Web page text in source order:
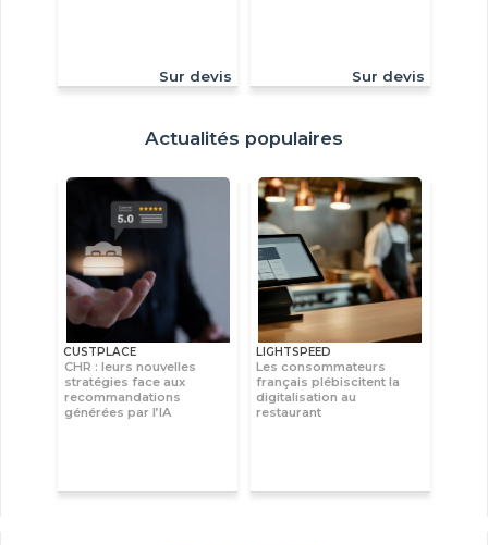
Sur devis Sur devis
Actualités populaires
CUSTPLACE
CHR : leurs nouvelles
stratégies face aux
recommandations
générées par l’IA
LIGHTSPEED
Les consommateurs
français plébiscitent la
digitalisation au
restaurant